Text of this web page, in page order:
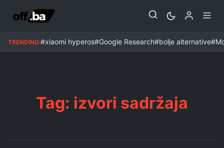
TRENDING:#xiaomi hyperos#Google Research#bolje alternative
Tag: izvori sadržaja